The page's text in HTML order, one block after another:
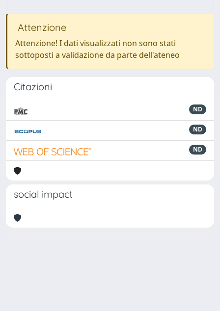
Attenzione
Attenzione! I dati visualizzati non sono stati
sottoposti a validazione da parte dell'ateneo
Citazioni
ND
ND
ND
social impact